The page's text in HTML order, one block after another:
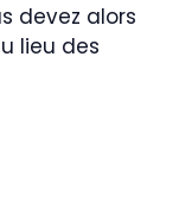
devez alors
lieu des